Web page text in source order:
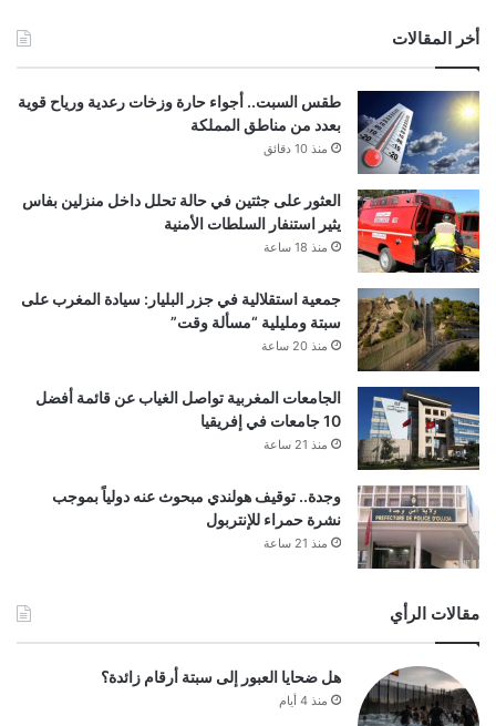
أخر المقالات
طقس السبت.. أجواء حارة وزخات رعدية ورياح قوية
بعدد من مناطق المملكة
منذ 10 دقائق
العثور على جثتين في حالة تحلل داخل منزلين بفاس
يثير استنفار السلطات الأمنية
منذ 18 ساعة
جمعية استقلالية في جزر البليار: سيادة المغرب على
سبتة ومليلية “مسألة وقت”
منذ 20 ساعة
الجامعات المغربية تواصل الغياب عن قائمة أفضل
10 جامعات في إفريقيا
منذ 21 ساعة
وجدة.. توقيف هولندي مبحوث عنه دولياً بموجب
نشرة حمراء للإنتربول
منذ 21 ساعة
مقالات الرأي
هل ضحايا العبور إلى سبتة أرقام زائدة؟
منذ 4 أيام